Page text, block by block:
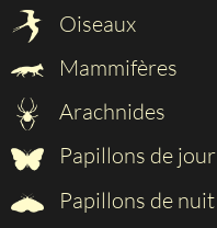
Oiseaux
Mammifères
Arachnides
Papillons de jour
Papillons de nuit